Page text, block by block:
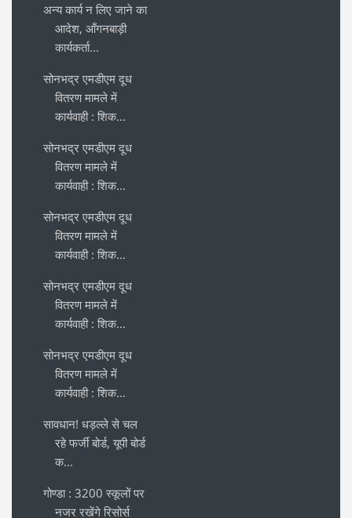
अन्य कार्य न लिए जाने का
आदेश, आँगनबाड़ी
कार्यकर्ता...
सोनभद्र एमडीएम दूध
वितरण मामले में
कार्यवाही : शिक...
सोनभद्र एमडीएम दूध
वितरण मामले में
कार्यवाही : शिक...
सोनभद्र एमडीएम दूध
वितरण मामले में
कार्यवाही : शिक...
सोनभद्र एमडीएम दूध
वितरण मामले में
कार्यवाही : शिक...
सोनभद्र एमडीएम दूध
वितरण मामले में
कार्यवाही : शिक...
सावधान! धड़ल्ले से चल
रहे फर्जी बोर्ड, यूपी बोर्ड
क...
गोण्डा : 3200 स्कूलों पर
नजर रखेंगे रिसोर्स